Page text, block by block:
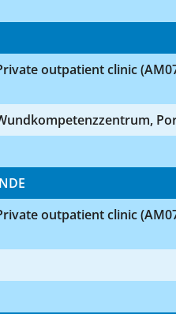
outpatient clinic
outpatient clinic